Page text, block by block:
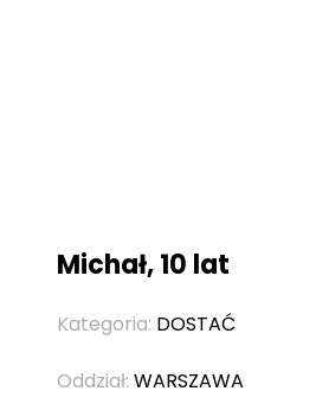
Michał, 10 lat
Kategoria: DOSTAĆ
Oddział: WARSZAWA